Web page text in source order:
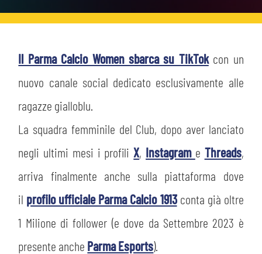
BIGLIETTI
INFO BIGLIETTI
TARDINI CARD
INFORMAZIONI ACCREDITI
TICKET GIFT CARD
SHOP
ESPORTS
IL CLUB
ORGANIGRAMMA
STORIA
MUTTI TRAINING CENTER
FLASH NEWS
STADIO TARDINI
Il Parma Calcio Women sbarca su TikTokcon un
nuovo canale social dedicato esclusivamente alle
ragazze gialloblu.
La squadra femminile del Club, dopo aver lanciato
negli ultimi mesi i profiliX, Instagram e Threads,
arriva finalmente anche sulla piattaforma dove
il profilo ufficiale Parma Calcio 1913conta già oltre
1 Milione di follower (e dove da Settembre 2023 è
presente anche Parma Esports).